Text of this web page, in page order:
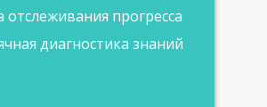
отслеживания прогресса
диагностика знаний